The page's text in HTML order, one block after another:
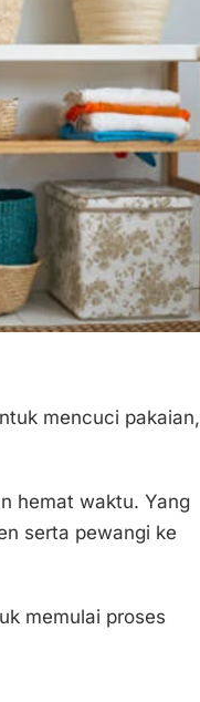
mencuci pakaian,
hemat waktu. Yang
serta pewangi ke
memulai proses